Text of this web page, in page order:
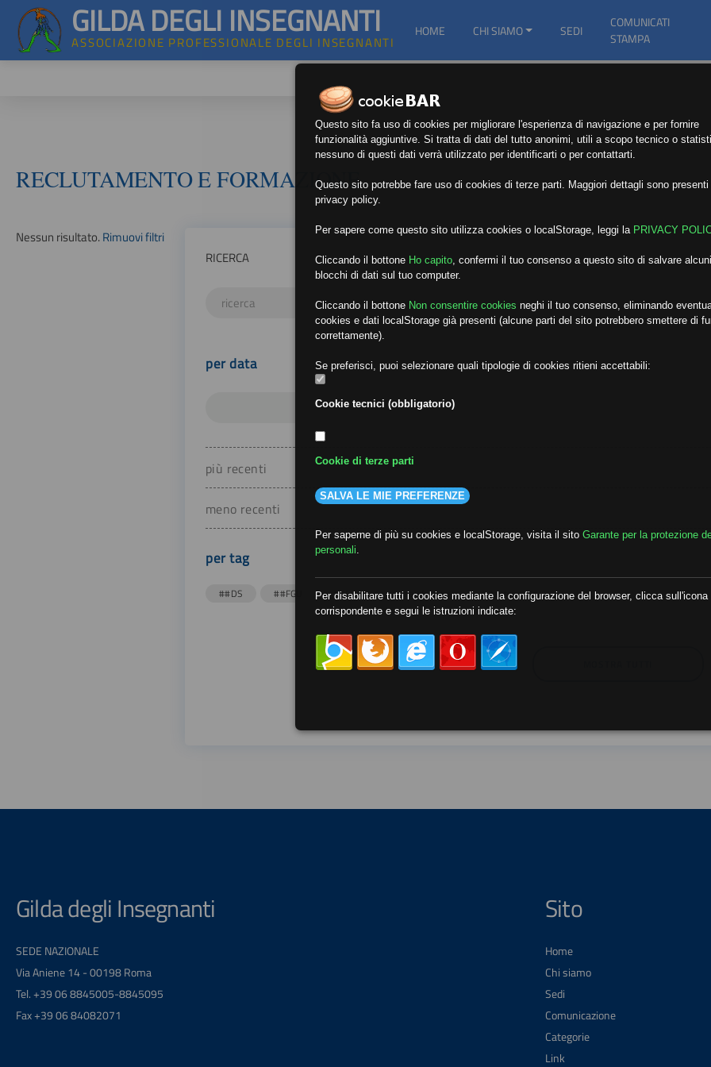
GILDA DEGLI INSEGNANTI
ASSOCIAZIONE PROFESSIONALE DEGLI INSEGNANTI
HOME CHI SIAMO SEDI
COMUNICATI
STAMPA
RECLUTAMENTO E FORMAZIONE
Nessun risultato.Rimuovi filtri
RICERCA
per data
più recenti
meno recenti
per tag
##DS ##FGU ##Gilda ##audoizioni ##autonomia
Gilda degli Insegnanti
SEDE NAZIONALE
Via Aniene 14 - 00198 Roma
Tel. +39 06 8845005-8845095
Fax +39 06 84082071
Sito
Home
Chi siamo
Sedi
Comunicazione
Categorie
Link
Questo sito fa uso di cookies per migliorare l'esperienza di navigazione e per fornire
funzionalità aggiuntive. Si tratta di dati del tutto anonimi, utili a scopo tecnico o
nessuno di questi dati verrà utilizzato per identificarti o per contattarti.
Questo sito potrebbe fare uso di cookies di terze parti. Maggiori dettagli sono
privacy policy.
Per sapere come questo sito utilizza cookies o localStorage, leggi la PRIVACY
Cliccando il bottone Ho capito confermi il tuo consenso a questo sito di salvare
blocchi di dati sul tuo computer.
Cliccando il bottone Non consentire cookies neghi il tuo consenso, eliminando
cookies e dati localStorage già presenti (alcune parti del sito potrebbero smettere di
correttamente).
Se preferisci, puoi selezionare quali tipologie di cookies ritieni accettabili:
Cookie tecnici (obbligatorio)
Cookie di terze parti
SALVA LE MIE PREFERENZE
Per saperne di più su cookies e localStorage, visita il sito Garante per la protezione
personali
Per disabilitare tutti i cookies mediante la configurazione del browser, clicca sull'icona
corrispondente e segui le istruzioni indicate: